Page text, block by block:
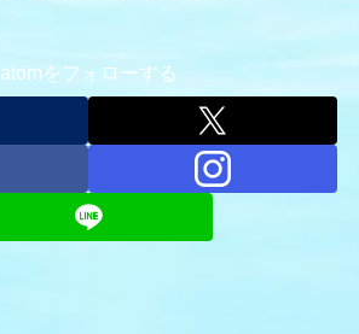
atomをフォローする